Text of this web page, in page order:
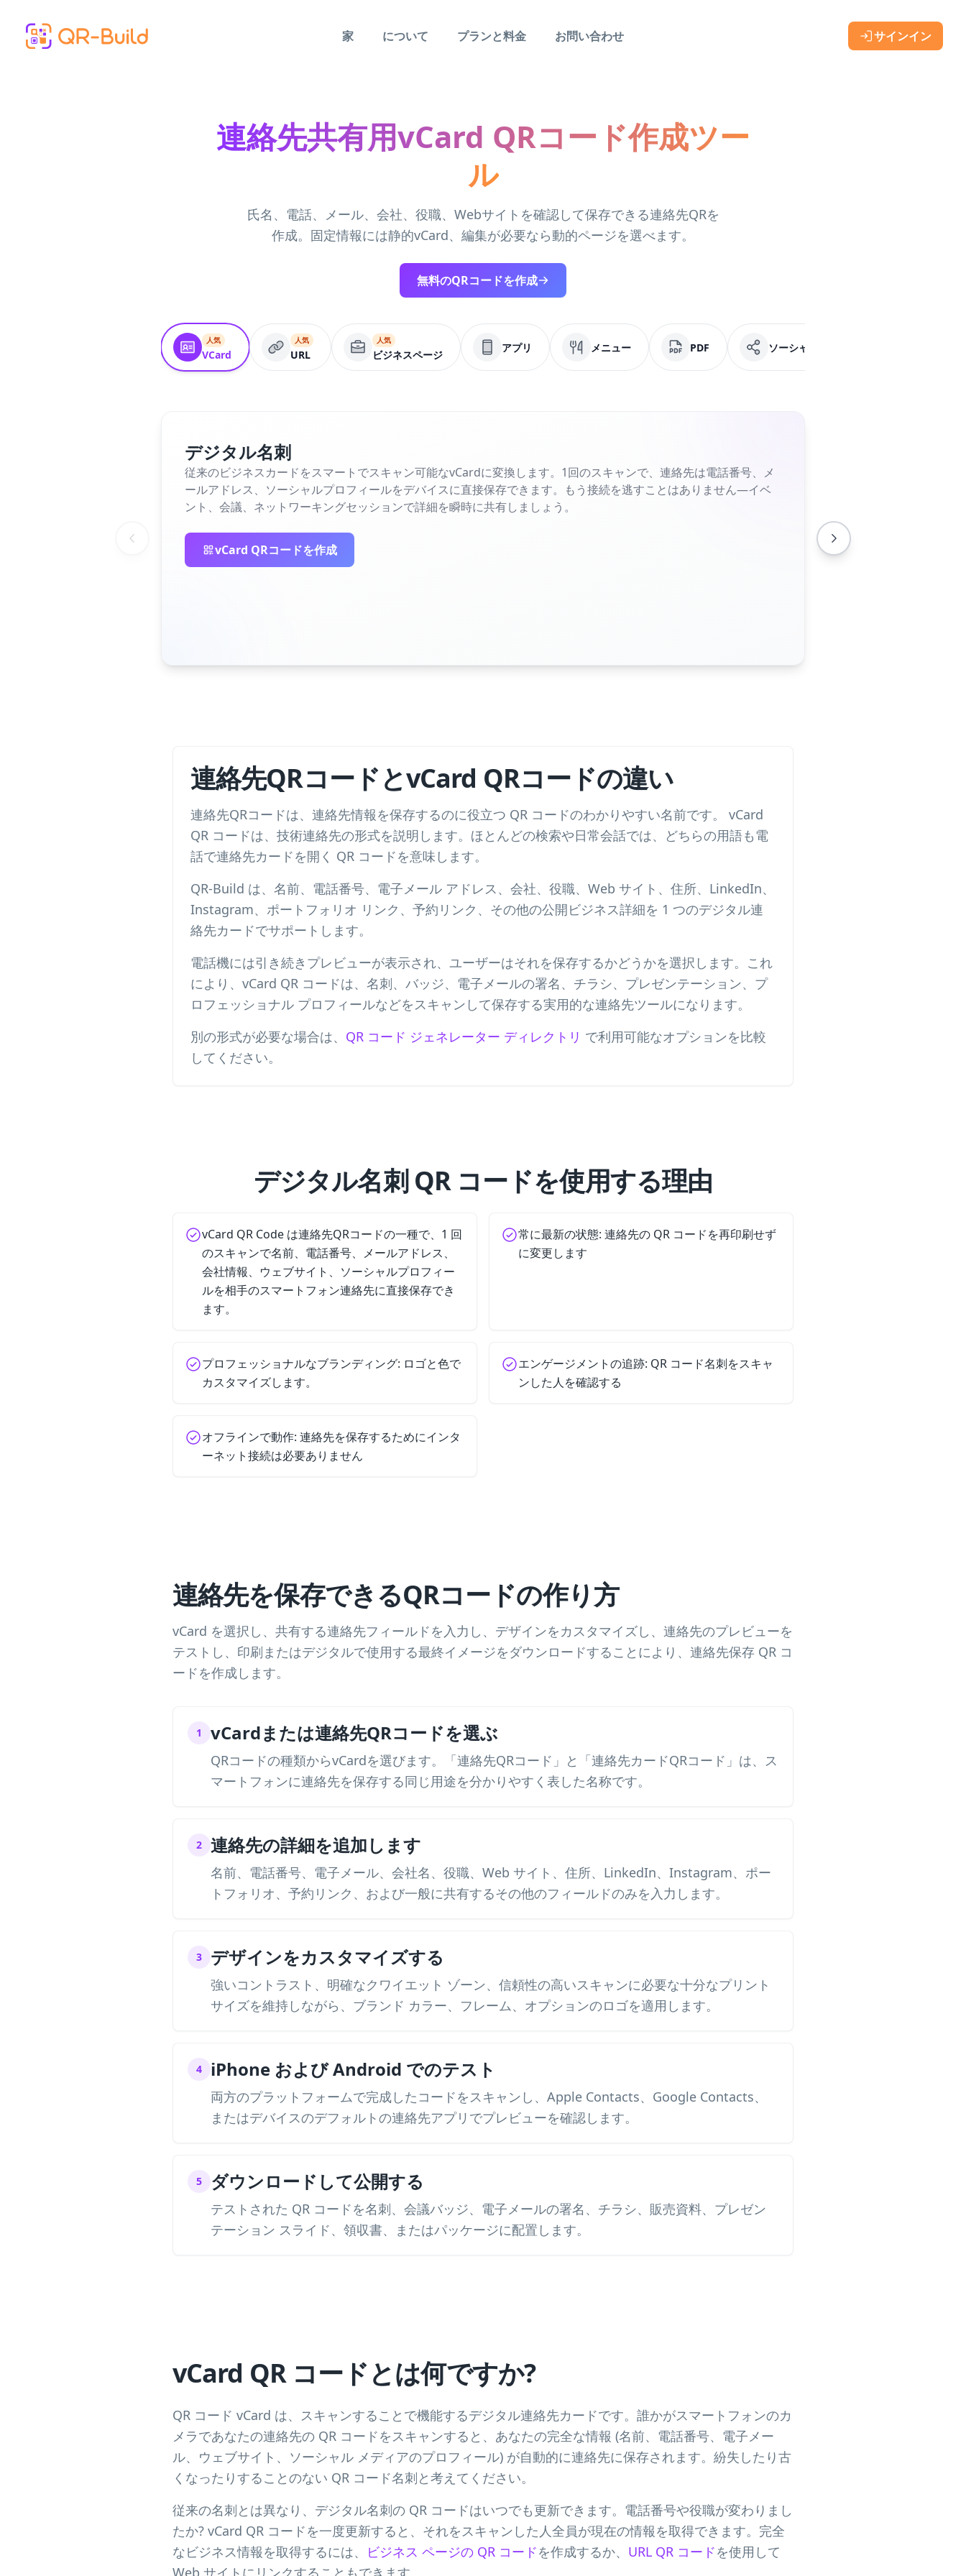
家
について プランと料金 お問い合わせ サインイン
連絡先共有用vCard QRコード作成ツー
ル
氏名、電話、メール、会社、役職、Webサイトを確認して保存できる連絡先QRを
作成。固定情報には静的vCard、編集が必要なら動的ページを選べます。
無料のQRコードを作成
人気
VCard
人気
URL
人気
ビジネスページ
アプリ メニュー PDF ソーシャルメディア
デジタル名刺
従来のビジネスカードをスマートでスキャン可能なvCardに変換します。1回のスキャンで、連絡先は電話番号、メ
ールアドレス、ソーシャルプロフィールをデバイスに直接保存できます。もう接続を逃すことはありません—イベ
ント、会議、ネットワーキングセッションで詳細を瞬時に共有しましょう。
vCard QRコードを作成
連絡先QRコードとvCard QRコードの違い
連絡先QRコードは、連絡先情報を保存するのに役立つ QR コードのわかりやすい名前です。 vCard
QR コードは、技術連絡先の形式を説明します。ほとんどの検索や日常会話では、どちらの用語も電
話で連絡先カードを開く QR コードを意味します。
QR-Build は、名前、電話番号、電子メール アドレス、会社、役職、Web サイト、住所、LinkedIn、
Instagram、ポートフォリオ リンク、予約リンク、その他の公開ビジネス詳細を 1 つのデジタル連
絡先カードでサポートします。
電話機には引き続きプレビューが表示され、ユーザーはそれを保存するかどうかを選択します。これ
により、vCard QR コードは、名刺、バッジ、電子メールの署名、チラシ、プレゼンテーション、プ
ロフェッショナル プロフィールなどをスキャンして保存する実用的な連絡先ツールになります。
別の形式が必要な場合は、 QR コード ジェネレーター ディレクトリ で利用可能なオプションを比較
してください。
デジタル名刺 QR コードを使用する理由
vCard QR Code は連絡先QRコードの一種で、1 回
のスキャンで名前、電話番号、メールアドレス、
会社情報、ウェブサイト、ソーシャルプロフィー
ルを相手のスマートフォン連絡先に直接保存でき
ます。
常に最新の状態: 連絡先の QR コードを再印刷せず
に変更します
プロフェッショナルなブランディング: ロゴと色で
カスタマイズします。
エンゲージメントの追跡: QR コード名刺をスキャ
ンした人を確認する
オフラインで動作: 連絡先を保存するためにインタ
ーネット接続は必要ありません
連絡先を保存できるQRコードの作り方
vCard を選択し、共有する連絡先フィールドを入力し、デザインをカスタマイズし、連絡先のプレビューを
テストし、印刷またはデジタルで使用する最終イメージをダウンロードすることにより、連絡先保存 QR コ
ードを作成します。
1 vCardまたは連絡先QRコードを選ぶ
QRコードの種類からvCardを選びます。「連絡先QRコード」と「連絡先カードQRコード」は、ス
マートフォンに連絡先を保存する同じ用途を分かりやすく表した名称です。
2 連絡先の詳細を追加します
名前、電話番号、電子メール、会社名、役職、Web サイト、住所、LinkedIn、Instagram、ポー
トフォリオ、予約リンク、および一般に共有するその他のフィールドのみを入力します。
3 デザインをカスタマイズする
強いコントラスト、明確なクワイエット ゾーン、信頼性の高いスキャンに必要な十分なプリント
サイズを維持しながら、ブランド カラー、フレーム、オプションのロゴを適用します。
4 iPhone および Android でのテスト
両方のプラットフォームで完成したコードをスキャンし、Apple Contacts、Google Contacts、
またはデバイスのデフォルトの連絡先アプリでプレビューを確認します。
5 ダウンロードして公開する
テストされた QR コードを名刺、会議バッジ、電子メールの署名、チラシ、販売資料、プレゼン
テーション スライド、領収書、またはパッケージに配置します。
vCard QR コードとは何ですか?
QR コード vCard は、スキャンすることで機能するデジタル連絡先カードです。誰かがスマートフォンのカ
メラであなたの連絡先の QR コードをスキャンすると、あなたの完全な情報 (名前、電話番号、電子メー
ル、ウェブサイト、ソーシャル メディアのプロフィール) が自動的に連絡先に保存されます。紛失したり古
くなったりすることのない QR コード名刺と考えてください。
従来の名刺とは異なり、デジタル名刺の QR コードはいつでも更新できます。電話番号や役職が変わりまし
たか? vCard QR コードを一度更新すると、それをスキャンした人全員が現在の情報を取得できます。完全
なビジネス情報を取得するには、
ビジネス ページの QR コードを作成するか、 URL QR コードを使用して
Web サイトにリンクすることもできます。